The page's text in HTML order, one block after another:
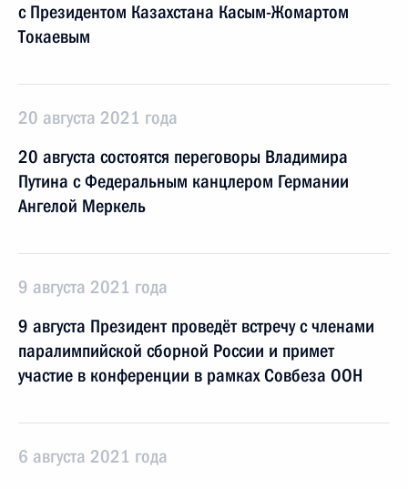
с Президентом Казахстана Касым-Жомартом
Токаевым
20 августа 2021 года
20 августа состоятся переговоры Владимира
Путина с Федеральным канцлером Германии
Ангелой Меркель
9 августа 2021 года
9 августа Президент проведёт встречу с членами
паралимпийской сборной России и примет
участие в конференции в рамках Совбеза ООН
6 августа 2021 года